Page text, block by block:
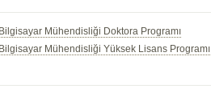
Mühendisliği Doktora Programı
Mühendisliği Yüksek Lisans Programı